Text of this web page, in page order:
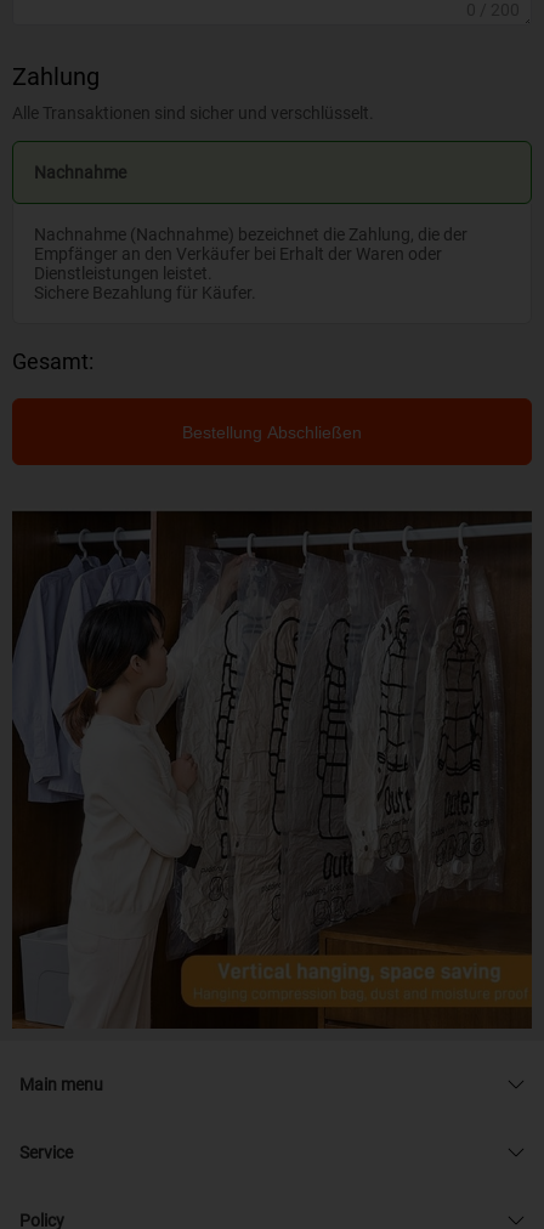
Zahlung
Alle Transaktionen sind sicher und verschlüsselt.
Nachnahme
Nachnahme (Nachnahme) bezeichnet die Zahlung, die der
Empfänger an den Verkäufer bei Erhalt der Waren oder
Dienstleistungen leistet.
Sichere Bezahlung für Käufer.
Gesamt:
Bestellung Abschließen
Main menu
Service
Policy